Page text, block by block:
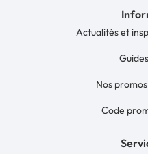
Actualités et
Nos
Code